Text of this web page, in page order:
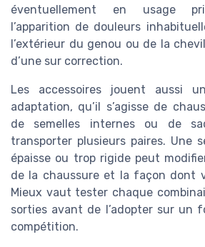
éventuellement en usage
l’apparition de douleurs
l’extérieur du genou ou de la
d’une sur correction.
Les accessoires jouent aussi
adaptation, qu’il s’agisse de
de semelles internes ou de
transporter plusieurs paires. Une
épaisse ou trop rigide peut
de la chaussure et la façon dont
Mieux vaut tester chaque
sorties avant de l’adopter sur un
compétition.